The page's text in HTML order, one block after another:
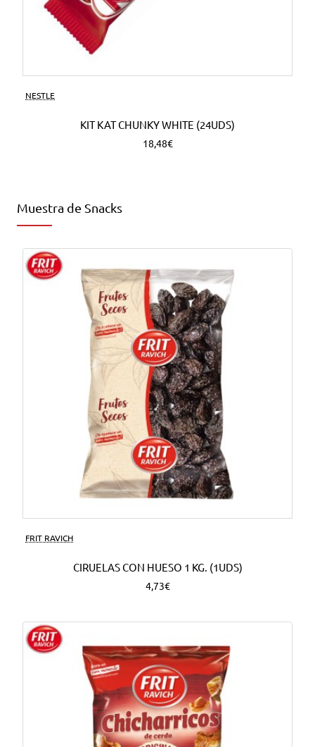
NESTLE
KIT KAT CHUNKY WHITE (24UDS)
18,48€
Muestra de Snacks
FRIT RAVICH
CIRUELAS CON HUESO 1 KG. (1UDS)
4,73€